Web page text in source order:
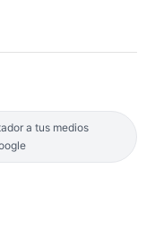
a tus medios